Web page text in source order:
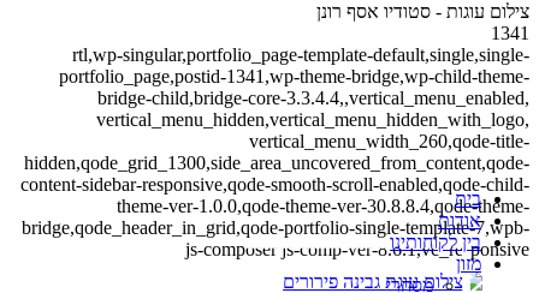
בית
אודות
בין לקוחותינו
מזון
מסחרי
צילום עוגות - סטודיו אסף רונן
1341
rtl,wp-singular,portfolio_page-template-default,single,single-
portfolio_page,postid-1341,wp-theme-bridge,wp-child-theme-
bridge-child,bridge-core-3.3.4.4,,vertical_menu_enabled,
vertical_menu_hidden,vertical_menu_hidden_with_logo,
vertical_menu_width_260,qode-title-
hidden,qode_grid_1300,side_area_uncovered_from_content,qode-
content-sidebar-responsive,qode-smooth-scroll-enabled,qode-child-
theme-ver-1.0.0,qode-theme-ver-30.8.8.4,qode-theme-
bridge,qode_header_in_grid,qode-portfolio-single-template-7,wpb-
js-composer js-comp-ver-8.6.1,vc_responsive